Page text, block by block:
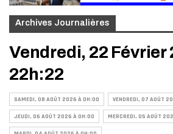
Archives Journalières
Vendredi, 22 Février
22h:22
SAMEDI, 08 AOÛT 2026 À 0H:00 VENDREDI, 07 AOÛT
JEUDI, 06 AOÛT 2026 À 0H:00 MERCREDI, 05 AOÛT